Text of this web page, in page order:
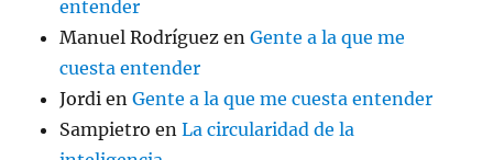
entender
Manuel Rodríguez enGente a la que me
cuesta entender
Jordi enGente a la que me cuesta entender
Sampietro enLa circularidad de la